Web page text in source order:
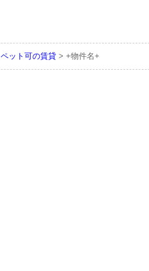
ペット可の賃貸 > +物件名+